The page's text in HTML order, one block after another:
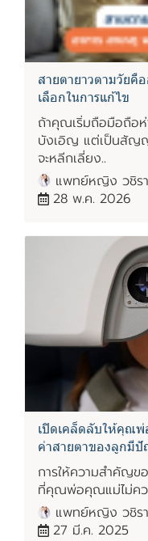
สายตายาวตามวัยคื
เลือกในการแก้ไข
ถ้าคุณเริ่มถือมือถือห่
บังเอิญ แต่เป็นสัญ
จะหลีกเลี่ยง..
แพทย์หญิง วชิร
28 พ.ค. 2026
เปิดเคล็ดลับให้คุณ
ค่าสายตาของลูกมี
การให้ความสำคัญข
ที่คุณพ่อคุณแม่ไม่คว
แพทย์หญิง วชิร
27 มี.ค. 2025